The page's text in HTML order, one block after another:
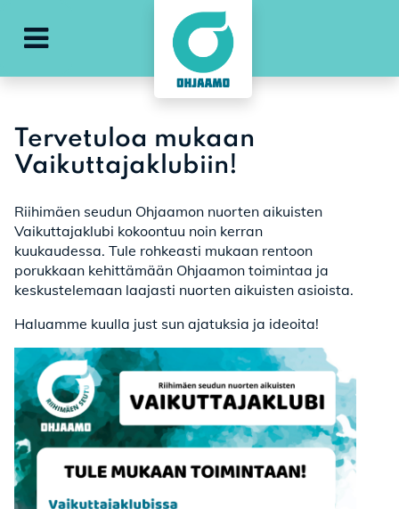
Avaa päävalikko
Tervetuloa mukaan
Vaikuttajaklubiin!
Riihimäen seudun Ohjaamon nuorten aikuisten
Vaikuttajaklubi kokoontuu noin kerran
kuukaudessa. Tule rohkeasti mukaan rentoon
porukkaan kehittämään Ohjaamon toimintaa ja
keskustelemaan laajasti nuorten aikuisten asioista.
Haluamme kuulla just sun ajatuksia ja ideoita!